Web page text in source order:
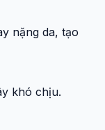
nặng da, tạo
khó chịu.